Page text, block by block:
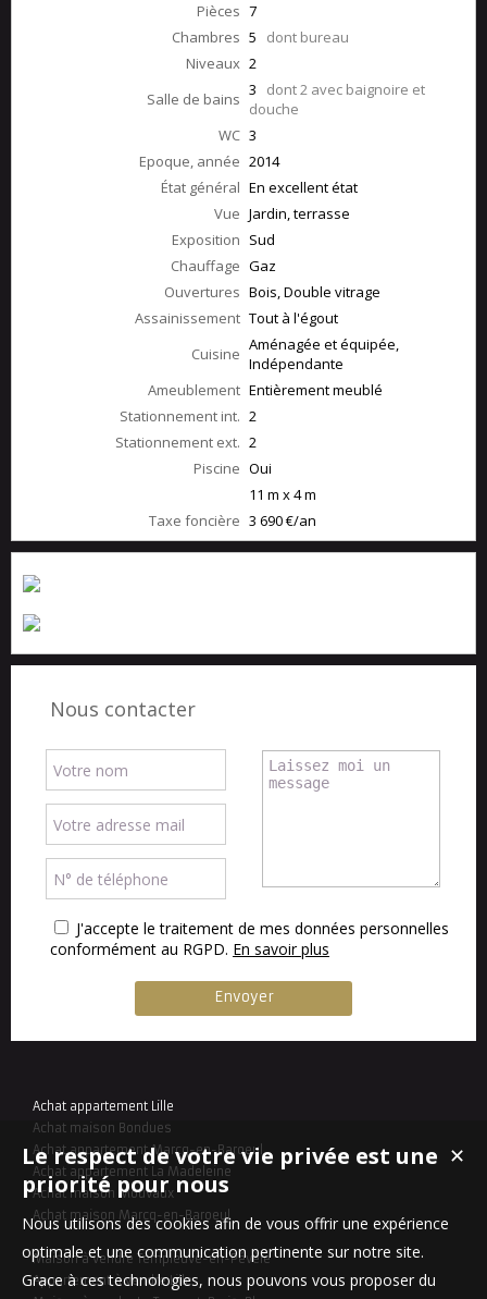
Pièces 7
Chambres 5 dont bureau
Niveaux 2
Salle de bains 3 dont 2 avec baignoire et
douche
WC 3
Epoque, année 2014
État général En excellent état
Vue Jardin, terrasse
Exposition Sud
Chauffage Gaz
Ouvertures Bois, Double vitrage
Assainissement Tout à l'égout
Cuisine Aménagée et équipée,
Indépendante
Ameublement Entièrement meublé
Stationnement int. 2
Stationnement ext. 2
Piscine Oui
11 m x 4 m
Taxe foncière 3 690 €/an
Nous contacter
J'accepte le traitement de mes données personnelles
conformément au RGPD. En savoir plus
Achat appartement Lille
Achat maison Bondues
Achat appartement Marcq-en-Baroeul
Achat appartement La Madeleine
Achat maison Mouvaux
Achat maison Marcq-en-Baroeul
Maison à vendre Templeuve-en-Pévèle
Appartement à vendre Lille
✕
Le respect de votre vie privée est une
priorité pour nous
Nous utilisons des cookies afin de vous offrir une expérience
optimale et une communication pertinente sur notre site.
Grace à ces technologies, nous pouvons vous proposer du